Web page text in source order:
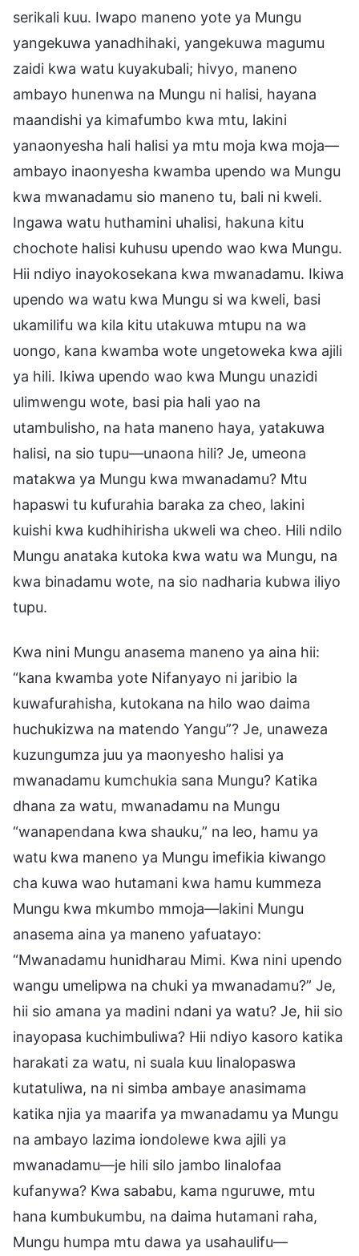
serikali kuu. Iwapo maneno yote ya Mungu
yangekuwa yanadhihaki, yangekuwa magumu
zaidi kwa watu kuyakubali; hivyo, maneno
ambayo hunenwa na Mungu ni halisi, hayana
maandishi ya kimafumbo kwa mtu, lakini
yanaonyesha hali halisi ya mtu moja kwa moja—
ambayo inaonyesha kwamba upendo wa Mungu
kwa mwanadamu sio maneno tu, bali ni kweli.
Ingawa watu huthamini uhalisi, hakuna kitu
chochote halisi kuhusu upendo wao kwa Mungu.
Hii ndiyo inayokosekana kwa mwanadamu. Ikiwa
upendo wa watu kwa Mungu si wa kweli, basi
ukamilifu wa kila kitu utakuwa mtupu na wa
uongo, kana kwamba wote ungetoweka kwa ajili
ya hili. Ikiwa upendo wao kwa Mungu unazidi
ulimwengu wote, basi pia hali yao na
utambulisho, na hata maneno haya, yatakuwa
halisi, na sio tupu—unaona hili? Je, umeona
matakwa ya Mungu kwa mwanadamu? Mtu
hapaswi tu kufurahia baraka za cheo, lakini
kuishi kwa kudhihirisha ukweli wa cheo. Hili ndilo
Mungu anataka kutoka kwa watu wa Mungu, na
kwa binadamu wote, na sio nadharia kubwa iliyo
tupu.
Kwa nini Mungu anasema maneno ya aina hii:
“kana kwamba yote Nifanyayo ni jaribio la
kuwafurahisha, kutokana na hilo wao daima
huchukizwa na matendo Yangu”? Je, unaweza
kuzungumza juu ya maonyesho halisi ya
mwanadamu kumchukia sana Mungu? Katika
dhana za watu, mwanadamu na Mungu
“wanapendana kwa shauku,” na leo, hamu ya
watu kwa maneno ya Mungu imefikia kiwango
cha kuwa wao hutamani kwa hamu kummeza
Mungu kwa mkumbo mmoja—lakini Mungu
anasema aina ya maneno yafuatayo:
“Mwanadamu hunidharau Mimi. Kwa nini upendo
wangu umelipwa na chuki ya mwanadamu?” Je,
hii sio amana ya madini ndani ya watu? Je, hii sio
inayopasa kuchimbuliwa? Hii ndiyo kasoro katika
harakati za watu, ni suala kuu linalopaswa
kutatuliwa, na ni simba ambaye anasimama
katika njia ya maarifa ya mwanadamu ya Mungu
na ambayo lazima iondolewe kwa ajili ya
mwanadamu—je hili silo jambo linalofaa
kufanywa? Kwa sababu, kama nguruwe, mtu
hana kumbukumbu, na daima hutamani raha,
Mungu humpa mtu dawa ya usahaulifu—